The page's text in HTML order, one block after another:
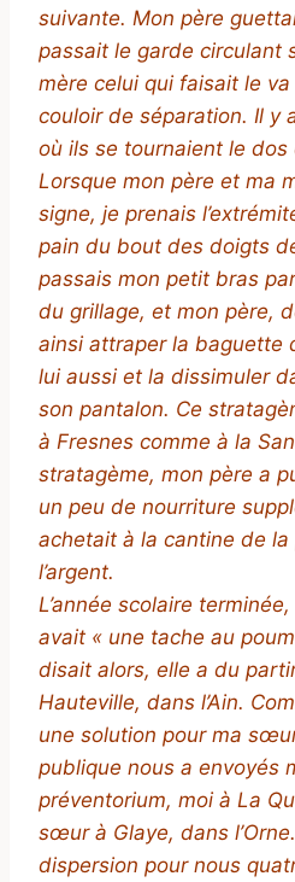
suivante. Mon père
passait le garde circulant
mère celui qui faisait le
couloir de séparation. Il y
où ils se tournaient le dos
Lorsque mon père et ma
signe, je prenais
pain du bout des doigts
passais mon petit bras
du grillage, et mon père,
ainsi attraper la baguette
lui aussi et la dissimuler
son pantalon. Ce
à Fresnes comme à la
stratagème, mon père a
un peu de nourriture
achetait à la cantine de la
l’argent.
L’année scolaire
avait « une tache au
disait alors, elle a du
Hauteville, dans l’Ain.
une solution pour ma
publique nous a envoyés
préventorium, moi à La
sœur à Glaye, dans
dispersion pour nous